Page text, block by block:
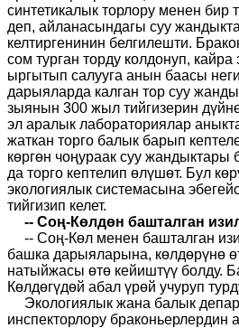
синтетикалык торлору менен бир
деп, айланасындагы суу
келтиргенинин белгилешти.
сом турган торду колдонуп, кайра
ыргытып салууга анын баасы
дарыяларда калган тор суу
зыянын 300 жыл тийгизерин
эл аралык лабораториялар
жаткан торго балык барып
көргөн чоңураак суу
да торго кептелип өлүшөт. Бул
экологиялык системасына
тийгизип келет.
-- Соң-Көлдөн башталган
-- Соң-Көл менен башталган
башка дарыяларына, көлдөрүнө
натыйжасы өтө кейиштүү болду.
Көлдөгүдөй абал үрөй учуруп
Экологиялык жана балык
инспекторлору браконьерлердин